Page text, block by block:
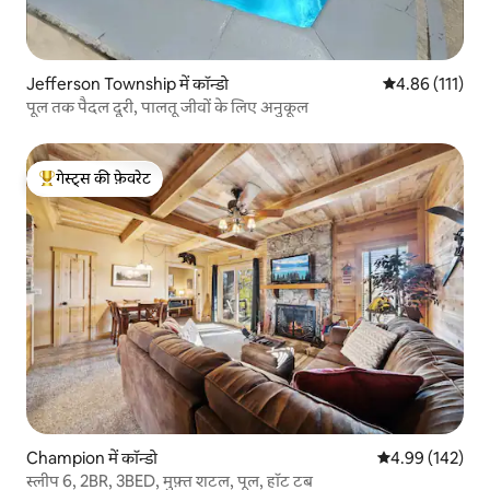
Jefferson Township में कॉन्डो औसत रेटिंग 5 में से
4.86 (111)
पूल तक पैदल दूरी, पालतू जीवों के लिए अनुकूल
गेस्ट्स का टॉप फ़ेवरेट
गेस्ट्स की फ़ेवरेट
Champion में कॉन्डो औसत रेटिंग 5 में से
4.99 (142)
स्लीप 6, 2BR, 3BED, मुफ़्त शटल, पूल, हॉट टब